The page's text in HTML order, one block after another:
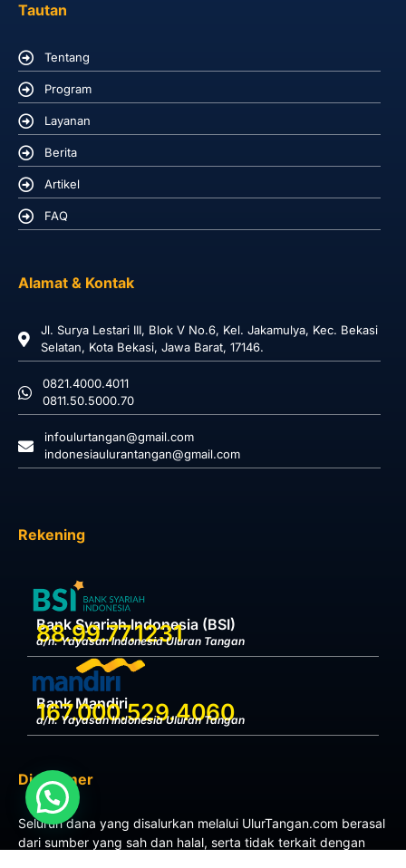
Tautan
Tentang
Program
Layanan
Berita
Artikel
FAQ
Alamat & Kontak
Jl. Surya Lestari III, Blok V No.6, Kel. Jakamulya, Kec. Bekasi
Selatan, Kota Bekasi, Jawa Barat, 17146.
0821.4000.4011
0811.50.5000.70
infoulurtangan@gmail.com
indonesiaulurantangan@gmail.com
Rekening
Bank Syariah Indonesia (BSI)
88.99.77.1231
a/n. Yayasan Indonesia Uluran Tangan
Bank Mandiri
167.000.529.4060
a/n. Yayasan Indonesia Uluran Tangan
Disclaimer
Seluruh dana yang disalurkan melalui UlurTangan.com berasal
dari sumber yang sah dan halal, serta tidak terkait dengan